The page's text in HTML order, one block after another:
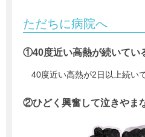
ただちに病院へ
①40度近い高熱が続いてい
40度近い高熱が2日以上続い
②ひどく興奮して泣きやま